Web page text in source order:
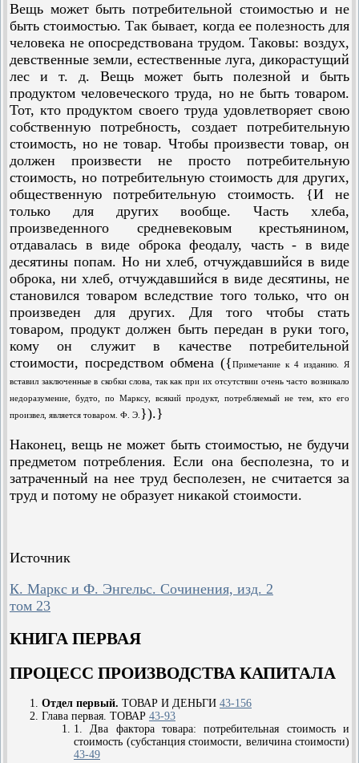
Вещь может быть потребительной стоимостью и не
быть стоимостью. Так бывает, когда ее полезность для
человека не опосредствована трудом. Таковы: воздух,
девственные земли, естественные луга, дикорастущий
лес и т. д. Вещь может быть полезной и быть
продуктом человеческого труда, но не быть товаром.
Тот, кто продуктом своего труда удовлетворяет свою
собственную потребность, создает потребительную
стоимость, но не товар. Чтобы произвести товар, он
должен произвести не просто потребительную
стоимость, но потребительную стоимость для других,
общественную потребительную стоимость. {И не
только для других вообще. Часть хлеба,
произведенного средневековым крестьянином,
отдавалась в виде оброка феодалу, часть - в виде
десятины попам. Но ни хлеб, отчуждавшийся в виде
оброка, ни хлеб, отчуждавшийся в виде десятины, не
становился товаром вследствие того только, что он
произведен для других. Для того чтобы стать
товаром, продукт должен быть передан в руки того,
кому он служит в качестве потребительной
стоимости, посредством обмена ({Примечание к 4 изданию. Я
вставил заключенные в скобки слова, так как при их отсутствии очень часто возникало
недоразумение, будто, по Марксу, всякий продукт, потребляемый не тем, кто его
произвел, является товаром. Ф. Э. }).}
Наконец, вещь не может быть стоимостью, не будучи
предметом потребления. Если она бесполезна, то и
затраченный на нее труд бесполезен, не считается за
труд и потому не образует никакой стоимости.
Источник
К. Маркс и Ф. Энгельс. Сочинения, изд. 2
том 23
КНИГА ПЕРВАЯ
ПРОЦЕСС ПРОИЗВОДСТВА КАПИТАЛА
Отдел первый. ТОВАР И ДЕНЬГИ 43-156
Глава первая. ТОВАР 43-93
1. Два фактора товара: потребительная стоимость и
стоимость (субстанция стоимости, величина стоимости)
43-49